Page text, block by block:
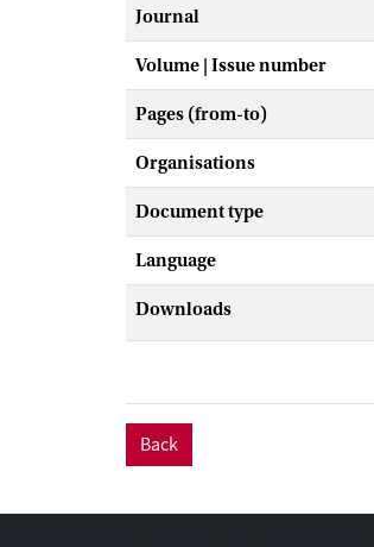
Journal
Volume | Issue number
Pages (from-to)
Organisations
Document type
Language
Downloads
Back